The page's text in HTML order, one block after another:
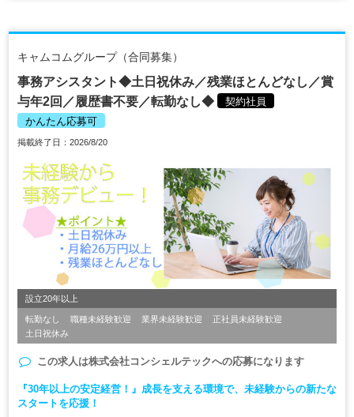
キャムコムグループ（合同募集）
事務アシスタント◆土日祝休み／残業ほとんどなし／賞
与年2回／履歴書不要／転勤なし◆
契約社員
かんたん応募可
掲載終了日：2026/8/20
設立20年以上
転勤なし 職種未経験歓迎 業界未経験歓迎
正社員未経験歓迎
土日祝休み
この求人は株式会社コンシェルテックへの応募になります
『30年以上の安定経営！』成長を支える環境で、未経験からの新たな
スタートを応援！